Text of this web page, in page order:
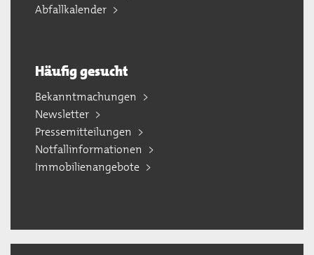
Abfallkalender
Häufig gesucht
Bekanntmachungen
Newsletter
Pressemitteilungen
Notfallinformationen
Immobilienangebote